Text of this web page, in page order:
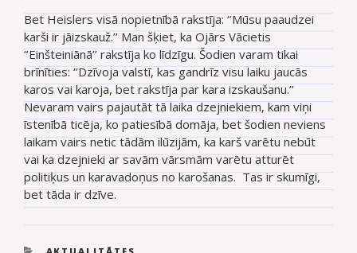
Bet Heislers visā nopietnībā rakstīja: ‘’Mūsu paaudzei
karši ir jāizskauž.’’ Man šķiet, ka Ojārs Vācietis
‘’Einšteiniānā’’ rakstīja ko līdzīgu. Šodien varam tikai
brīnīties: ‘’Dzīvoja valstī, kas gandrīz visu laiku jaucās
karos vai karoja, bet rakstīja par kara izskaušanu.’’
Nevaram vairs pajautāt tā laika dzejniekiem, kam viņi
īstenībā ticēja, ko patiesībā domāja, bet šodien neviens
laikam vairs netic tādām ilūzijām, ka karš varētu nebūt
vai ka dzejnieki ar savām vārsmām varētu atturēt
politiķus un karavadoņus no karošanas. Tas ir skumīgi,
bet tāda ir dzīve.
KATEGORIJAS